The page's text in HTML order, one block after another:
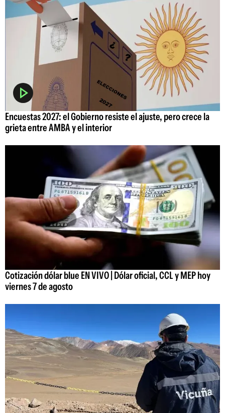
Encuestas 2027: el Gobierno resiste el ajuste, pero crece la
grieta entre AMBA y el interior
Cotización dólar blue EN VIVO | Dólar oficial, CCL y MEP hoy
viernes 7 de agosto